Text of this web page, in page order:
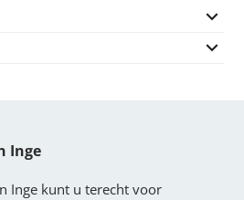
Inge
Inge kunt u terecht voor